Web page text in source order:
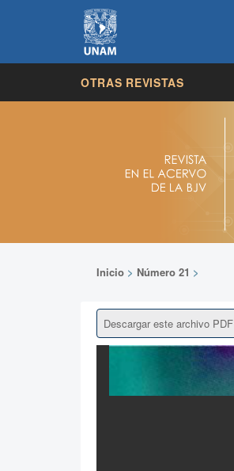
OTRAS REVISTAS
Inicio > Número 21 >
Descargar este archivo PDF